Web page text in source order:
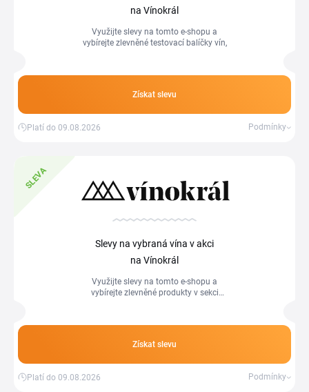
na Vínokrál
Využijte slevy na tomto e-shopu a
vybírejte zlevněné testovací balíčky vín,
Získat slevu
Platí do 09.08.2026 Podmínky
SLEVA
Slevy na vybraná vína v akci
na Vínokrál
Využijte slevy na tomto e-shopu a
vybírejte zlevněné produkty v sekci
Získat slevu
Platí do 09.08.2026 Podmínky